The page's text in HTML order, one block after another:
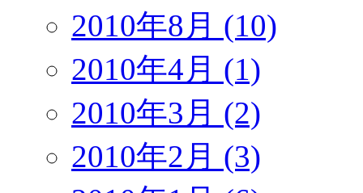
2010年8月 (10)
2010年4月 (1)
2010年3月 (2)
2010年2月 (3)